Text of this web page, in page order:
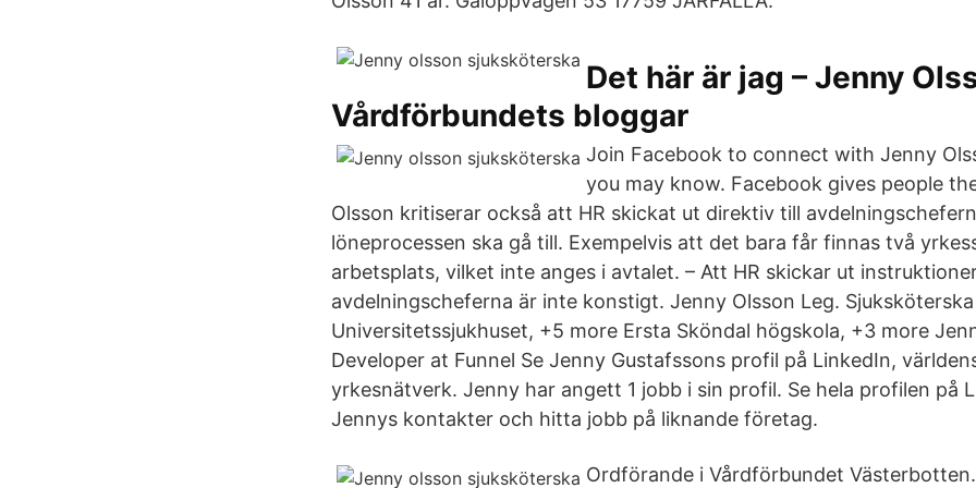
Det här är jag – Jenny
Vårdförbundets bloggar
Join Facebook to connect with Jenny
you may know. Facebook gives people
Olsson kritiserar också att HR skickat ut direktiv till
löneprocessen ska gå till. Exempelvis att det bara får finnas två
arbetsplats, vilket inte anges i avtalet. – Att HR skickar ut
avdelningscheferna är inte konstigt. Jenny Olsson Leg.
Universitetssjukhuset, +5 more Ersta Sköndal högskola, +3 more
Developer at Funnel Se Jenny Gustafssons profil på LinkedIn,
yrkesnätverk. Jenny har angett 1 jobb i sin profil. Se hela profilen på
Jennys kontakter och hitta jobb på liknande företag.
Ordförande i Vårdförbundet